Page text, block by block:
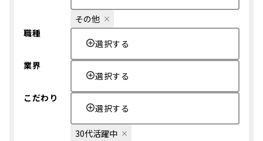
その他
職種
選択する
業界
選択する
こだわり
選択する
30代活躍中